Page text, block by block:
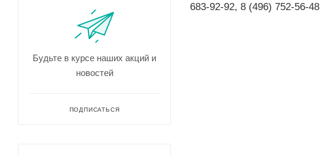
683-92-92, 8 (496) 752-56-48
Будьте в курсе наших акций и
новостей
ПОДПИСАТЬСЯ